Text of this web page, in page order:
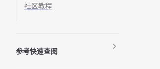
社区教程
参考快速查阅